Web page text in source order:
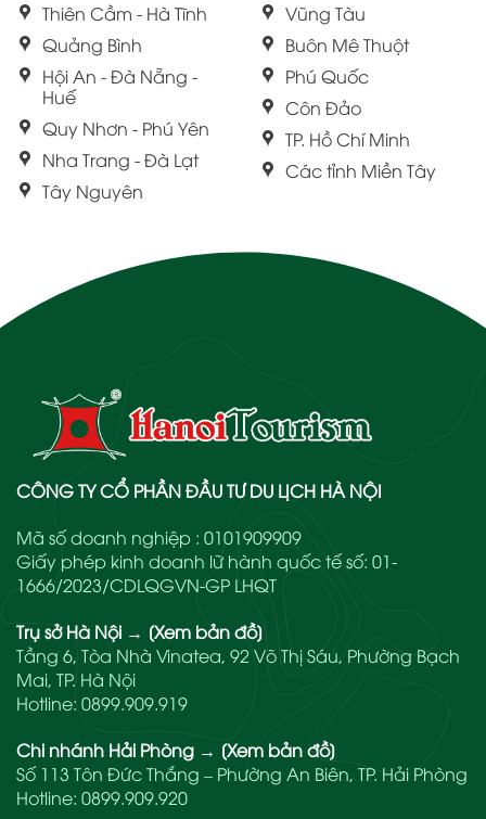
Thiên Cầm - Hà Tĩnh
Quảng Bình
Hội An - Đà Nẵng -
Huế
Quy Nhơn - Phú Yên
Nha Trang - Đà Lạt
Tây Nguyên
Vũng Tàu
Buôn Mê Thuột
Phú Quốc
Côn Đảo
TP. Hồ Chí Minh
Các tỉnh Miền Tây
CÔNG TY CỔ PHẦN ĐẦU TƯ DU LỊCH HÀ NỘI
Mã số doanh nghiệp : 0101909909
Giấy phép kinh doanh lữ hành quốc tế số: 01-
1666/2023/CDLQGVN-GP LHQT
Trụ sở Hà Nội → [Xem bản đồ]
Tầng 6, Tòa Nhà Vinatea, 92 Võ Thị Sáu, Phường Bạch
Mai, TP. Hà Nội
Hotline: 0899.909.919
Chi nhánh Hải Phòng → [Xem bản đồ]
Số 113 Tôn Đức Thắng – Phường An Biên, TP. Hải Phòng
Hotline: 0899.909.920